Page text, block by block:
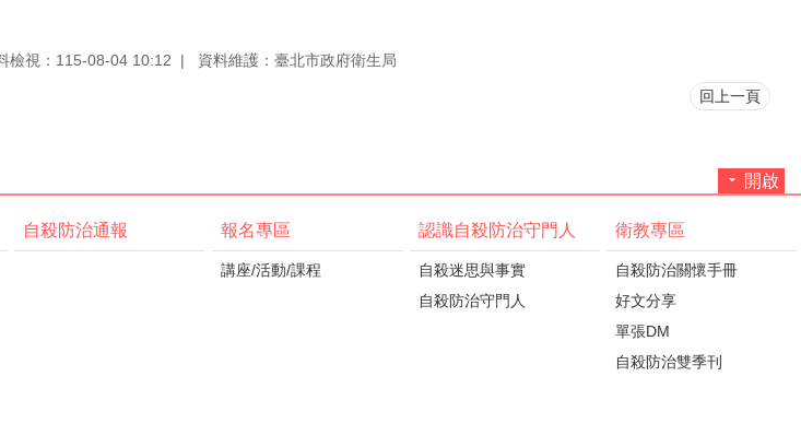
檢視：115-08-04 10:12 資料維護：臺北市政府衛生局
回上一頁
開啟
自殺防治通報 報名專區
講座/活動/課程
認識自殺防治守門人
自殺迷思與事實
自殺防治守門人
衛教專區
自殺防治關懷手冊
好文分享
單張DM
自殺防治雙季刊